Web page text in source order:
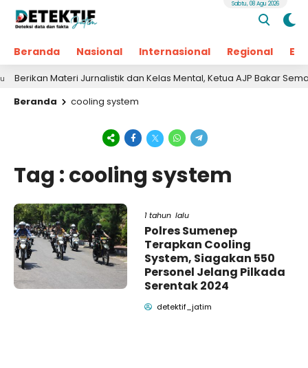
Beranda Nasional Internasional Regional
Sabtu, 08 Agu 2026
Materi Jurnalistik dan Kelas Mental, Ketua AJP Bakar
Beranda
cooling system
Tag : cooling system
1 tahun lalu
Polres Sumenep
Terapkan Cooling
System, Siagakan 550
Personel Jelang Pilkada
Serentak 2024
detektif_jatim